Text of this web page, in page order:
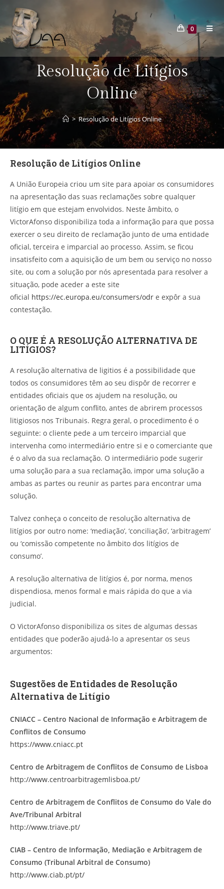
0
Resolução de Litígios
Online​
> Resolução de Litígios Online​
Resolução de Litígios Online
A União Europeia criou um site para apoiar os consumidores
na apresentação das suas reclamações sobre qualquer
litígio em que estejam envolvidos. Neste âmbito, o
VictorAfonso disponibiliza toda a informação para que possa
exercer o seu direito de reclamação junto de uma entidade
oficial, terceira e imparcial ao processo. Assim, se ficou
insatisfeito com a aquisição de um bem ou serviço no nosso
site, ou com a solução por nós apresentada para resolver a
situação, pode aceder a este site
oficial https://ec.europa.eu/consumers/odr e expôr a sua
contestação.
O QUE É A RESOLUÇÃO ALTERNATIVA DE
LITÍGIOS?
A resolução alternativa de ligitios é a possibilidade que
todos os consumidores têm ao seu dispôr de recorrer e
entidades oficiais que os ajudem na resolução, ou
orientação de algum conflito, antes de abrirem processos
litigiosos nos Tribunais. Regra geral, o procedimento é o
seguinte: o cliente pede a um terceiro imparcial que
intervenha como intermediário entre si e o comerciante que
é o alvo da sua reclamação. O intermediário pode sugerir
uma solução para a sua reclamação, impor uma solução a
ambas as partes ou reunir as partes para encontrar uma
solução.
Talvez conheça o conceito de resolução alternativa de
litígios por outro nome: ‘mediação’, ‘conciliação’, ‘arbitragem’
ou ‘comissão competente no âmbito dos litígios de
consumo’.
A resolução alternativa de litígios é, por norma, menos
dispendiosa, menos formal e mais rápida do que a via
judicial.
O VictorAfonso disponibiliza os sites de algumas dessas
entidades que poderão ajudá-lo a apresentar os seus
argumentos:
Sugestões de Entidades de Resolução
Alternativa de Litígio
CNIACC – Centro Nacional de Informação e Arbitragem de
Conflitos de Consumo
https://www.cniacc.pt
Centro de Arbitragem de Conflitos de Consumo de Lisboa
http://www.centroarbitragemlisboa.pt/
Centro de Arbitragem de Conflitos de Consumo do Vale do
Ave/Tribunal Arbitral
http://www.triave.pt/
CIAB – Centro de Informação, Mediação e Arbitragem de
Consumo (Tribunal Arbitral de Consumo)
http://www.ciab.pt/pt/